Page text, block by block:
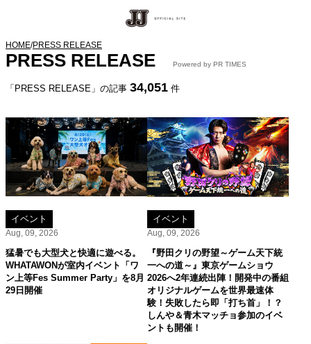
HOME/PRESS RELEASE
PRESS RELEASE Powered by PR TIMES
「PRESS RELEASE」の記事 34,051 件
イベント
Aug, 09, 2026
猛暑でも大型犬と快適に遊べる。
WHATAWONが室内イベント「ワ
ン上等Fes Summer Party」を8月
29日開催
イベント
Aug, 09, 2026
『野田クリの野望～ゲーム天下統
一への道～』東京ゲームショウ
2026へ2年連続出陣！開発中の番組
オリジナルゲームを世界最速体
験！失敗したら即「打ち首」！？
しんや＆青木マッチョ参加のイベ
ントも開催！